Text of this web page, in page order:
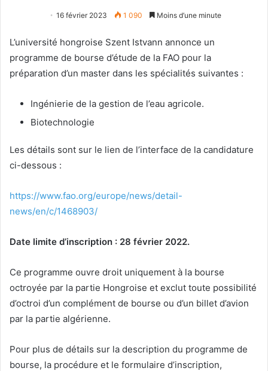
16 février 2023 1 090 Moins d’une minute
L’université hongroise Szent Istvann annonce un
programme de bourse d’étude de la FAO pour la
préparation d’un master dans les spécialités suivantes :
Ingénierie de la gestion de l’eau agricole.
Biotechnologie
Les détails sont sur le lien de l’interface de la candidature
ci-dessous :
https://www.fao.org/europe/news/detail-
news/en/c/1468903/
Date limite d’inscription : 28 février 2022.
Ce programme ouvre droit uniquement à la bourse
octroyée par la partie Hongroise et exclut toute possibilité
d’octroi d’un complément de bourse ou d’un billet d’avion
par la partie algérienne.
Pour plus de détails sur la description du programme de
bourse, la procédure et le formulaire d’inscription,